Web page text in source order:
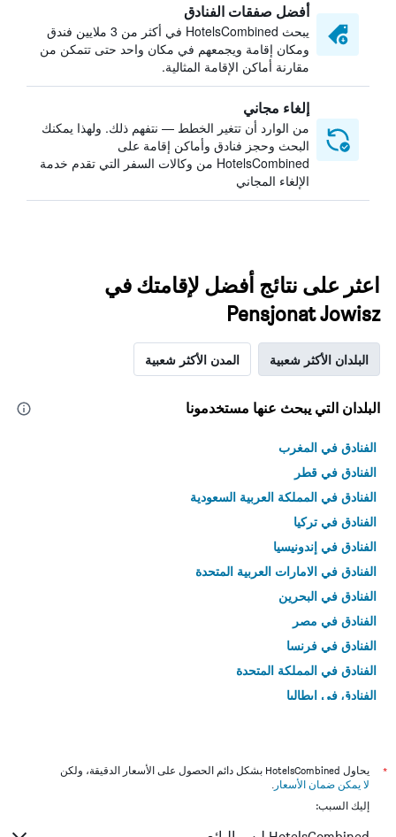
أفضل صفقات الفنادق
يبحث HotelsCombined في أكثر من 3 ملايين فندق
ومكان إقامة ويجمعهم في مكان واحد حتى تتمكن من
مقارنة أماكن الإقامة المثالية.
إلغاء مجاني
من الوارد أن تتغير الخطط — نتفهم ذلك. ولهذا يمكنك
البحث وحجز فنادق وأماكن إقامة على
HotelsCombined من وكالات السفر التي تقدم خدمة
الإلغاء المجاني
اعثر على نتائج أفضل لإقامتك في
Pensjonat Jowisz
البلدان الأكثر شعبية المدن الأكثر شعبية
البلدان التي يبحث عنها مستخدمونا
الفنادق في المغرب
الفنادق في قطر
الفنادق في المملكة العربية السعودية
الفنادق في تركيا
الفنادق في إندونيسيا
الفنادق في الامارات العربية المتحدة
الفنادق في البحرين
الفنادق في مصر
الفنادق في فرنسا
الفنادق في المملكة المتحدة
الفنادق في إيطاليا
*
يحاول HotelsCombined بشكل دائم الحصول على الأسعار الدقيقة، ولكن
لا يمكن ضمان الأسعار .
إليك السبب: